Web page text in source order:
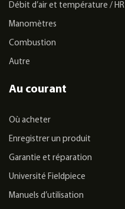
Débit d’air et température / HR
Manomètres
Combustion
Autre
Au courant
Où acheter
Enregistrer un produit
Garantie et réparation
Université Fieldpiece
Manuels d’utilisation